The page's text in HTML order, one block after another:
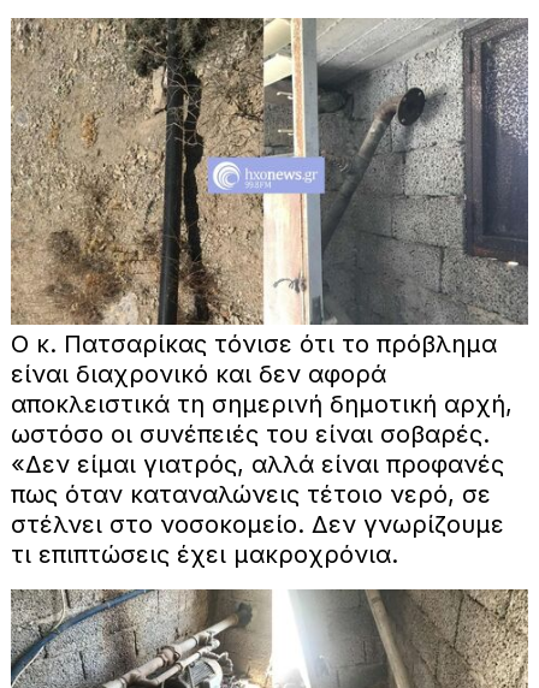
Ο κ. Πατσαρίκας τόνισε ότι το πρόβλημα
είναι διαχρονικό και δεν αφορά
αποκλειστικά τη σημερινή δημοτική αρχή,
ωστόσο οι συνέπειές του είναι σοβαρές.
«Δεν είμαι γιατρός, αλλά είναι προφανές
πως όταν καταναλώνεις τέτοιο νερό, σε
στέλνει στο νοσοκομείο. Δεν γνωρίζουμε
τι επιπτώσεις έχει μακροχρόνια.